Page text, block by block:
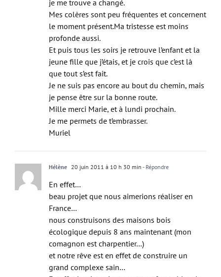
Mes colères sont peu fréquentes et concernent
le moment présent.Ma tristesse est moins
profonde aussi.
Et puis tous les soirs je retrouve l’enfant et la
jeune fille que j’étais, et je crois que c’est là
que tout s’est fait.
Je ne suis pas encore au bout du chemin, mais
je pense être sur la bonne route.
Mille merci Marie, et à lundi prochain.
Je me permets de t’embrasser.
Muriel
beau projet que nous aimerions réaliser en
France…
nous construisons des maisons bois
écologique depuis 8 ans maintenant (mon
comagnon est charpentier…)
et notre rêve est en effet de construire un
grand complexe sain…
En effet les énergies y sont tres favorable a la